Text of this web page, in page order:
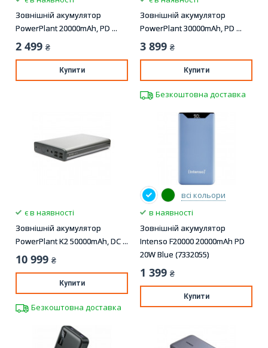
Зовнішній акумулятор
PowerPlant 20000mAh, PD ...
2 499 ₴
Купити
Зовнішній акумулятор
PowerPlant 30000mAh, PD ...
3 899 ₴
Купити
Безкоштовна доставка
є в наявності
Зовнішній акумулятор
PowerPlant K2 50000mAh, DC ...
10 999 ₴
Купити
Безкоштовна доставка
всі кольори
в наявності
Зовнішній акумулятор
Intenso F20000 20000mAh PD
20W Blue (7332055)
1 399 ₴
Купити